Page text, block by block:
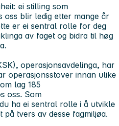
ei stilling som
oss blir ledig etter mange år
er ei sentral rolle for deg
av faget og bidra til høg
operasjonsavdelinga, har
operasjonsstover innan ulike
lag 185
oss. Som
ha ei sentral rolle i å utvikle
tvers av desse fagmiljøa.